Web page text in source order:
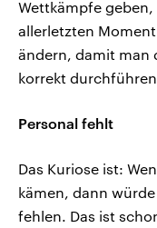
Wettkämpfe
allerletzten
ändern, damit man
korrekt
Personal fehlt
Das Kuriose ist:
kämen, dann
fehlen. Das ist